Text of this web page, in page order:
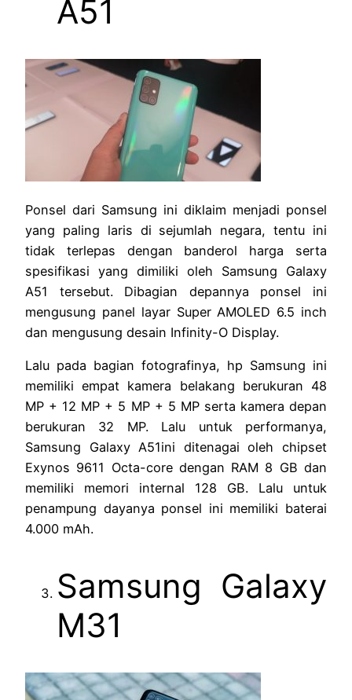
A51
Ponsel dari Samsung ini diklaim menjadi ponsel
yang paling laris di sejumlah negara, tentu ini
tidak terlepas dengan banderol harga serta
spesifikasi yang dimiliki oleh Samsung Galaxy
A51 tersebut. Dibagian depannya ponsel ini
mengusung panel layar Super AMOLED 6.5 inch
dan mengusung desain Infinity-O Display.
Lalu pada bagian fotografinya, hp Samsung ini
memiliki empat kamera belakang berukuran 48
MP + 12 MP + 5 MP + 5 MP serta kamera depan
berukuran 32 MP. Lalu untuk performanya,
Samsung Galaxy A51ini ditenagai oleh chipset
Exynos 9611 Octa-core dengan RAM 8 GB dan
memiliki memori internal 128 GB. Lalu untuk
penampung dayanya ponsel ini memiliki baterai
4.000 mAh.
Samsung Galaxy
M31